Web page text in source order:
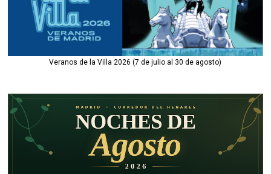
Veranos de la Villa 2026 (7 de julio al 30 de agosto)